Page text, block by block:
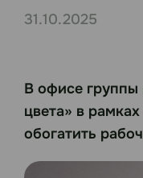
31.10.2025
В офисе группы
цвета» в
обогатить